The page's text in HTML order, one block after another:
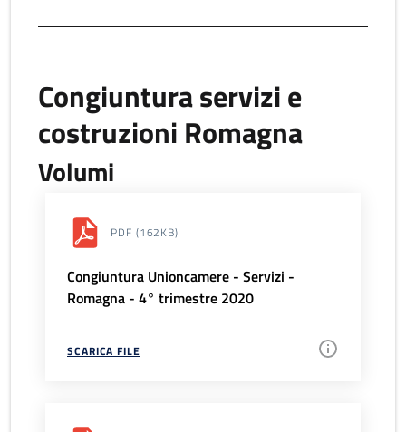
Congiuntura servizi e
costruzioni Romagna
Volumi
PDF (162KB)
Congiuntura Unioncamere - Servizi -
Romagna - 4° trimestre 2020
SCARICA FILE